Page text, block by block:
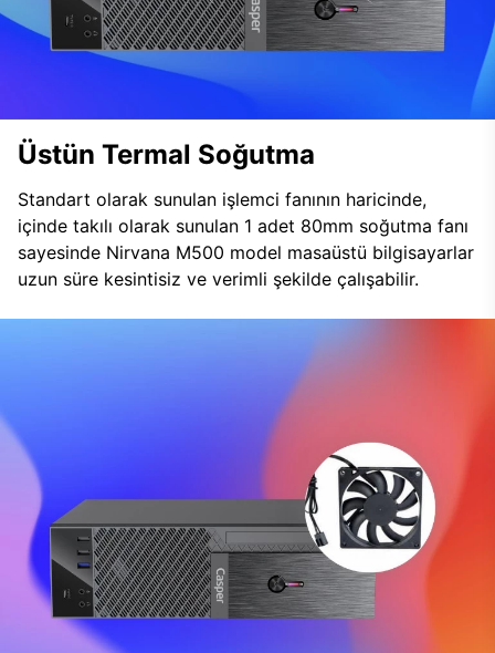
Üstün Termal Soğutma
Standart olarak sunulan işlemci fanının haricinde,
içinde takılı olarak sunulan 1 adet 80mm soğutma fanı
sayesinde Nirvana M500 model masaüstü bilgisayarlar
uzun süre kesintisiz ve verimli şekilde çalışabilir.